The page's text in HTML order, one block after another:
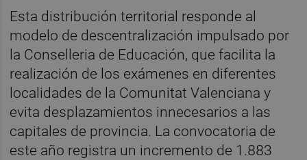
Esta distribución territorial responde al
modelo de descentralización impulsado por
la Conselleria de Educación, que facilita la
realización de los exámenes en diferentes
localidades de la Comunitat Valenciana y
evita desplazamientos innecesarios a las
capitales de provincia. La convocatoria de
este año registra un incremento de 1.883